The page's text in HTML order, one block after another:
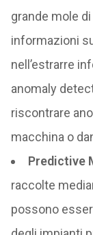
grande mole
informazioni
nell’estrarre
anomaly
riscontrare
macchina o
Predictive
raccolte
possono